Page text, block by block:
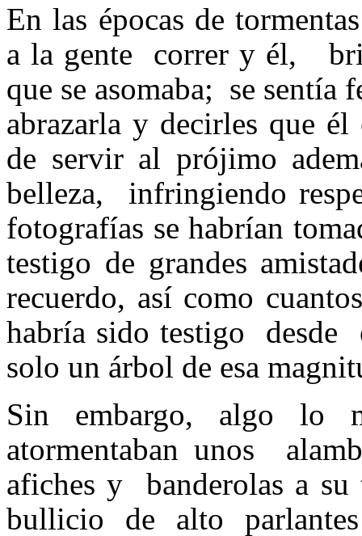
En las épocas de
a la gente correr y él,
que se asomaba; se sentía
abrazarla y decirles que
de servir al prójimo
belleza, infringiendo
fotografías se habrían
testigo de grandes
recuerdo, así como
habría sido testigo desde
solo un árbol de esa
Sin embargo, algo lo
atormentaban unos
afiches y banderolas a
bullicio de alto